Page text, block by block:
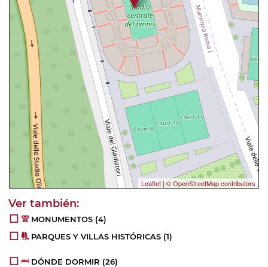
Leaflet|© OpenStreetMap contributors
MONUMENTOS (4)
PARQUES Y VILLAS HISTÓRICAS (1)
DÓNDE DORMIR (26)